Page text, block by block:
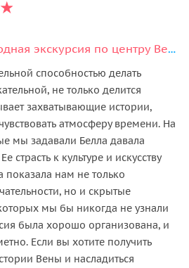
Углубленная пешеходная экскурсия по центру Вены
способностью делать
не только делится
захватывающие истории,
атмосферу времени. На
мы задавали Белла давала
страсть к культуре и искусству
показала нам не только
но и скрытые
мы бы никогда не узнали
была хорошо организована, и
Если вы хотите получить
Вены и насладиться